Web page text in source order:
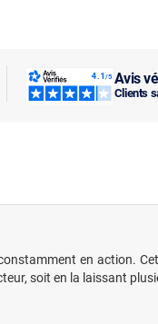
Avis
Clients
en action.
soit en la laissant